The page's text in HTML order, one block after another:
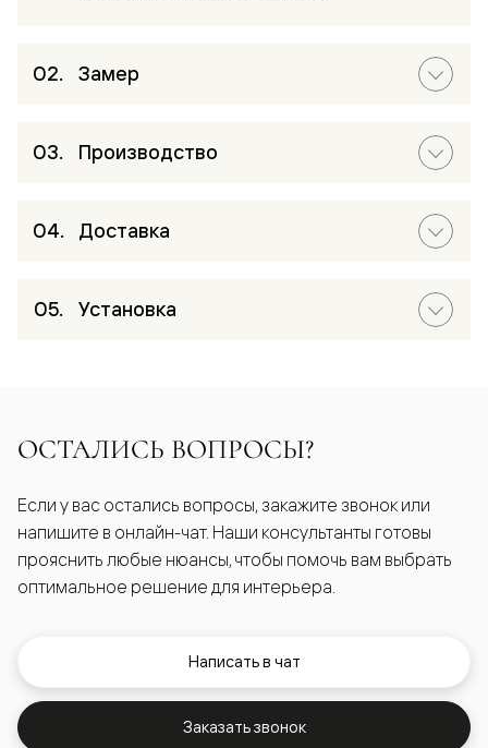
Замер
Производство
Доставка
Установка
ОСТАЛИСЬ ВОПРОСЫ?
Если у вас остались вопросы, закажите звонок или
напишите в онлайн-чат. Наши консультанты готовы
прояснить любые нюансы, чтобы помочь вам выбрать
оптимальное решение для интерьера.
Написать в чат
Заказать звонок